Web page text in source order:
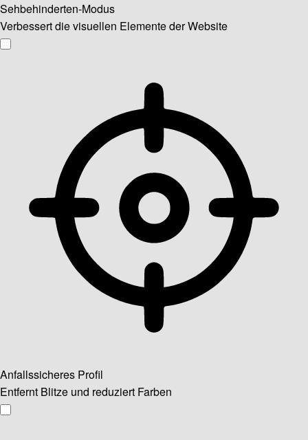
Sehbehinderten-Modus
Verbessert die visuellen Elemente der Website
Anfallssicheres Profil
Entfernt Blitze und reduziert Farben